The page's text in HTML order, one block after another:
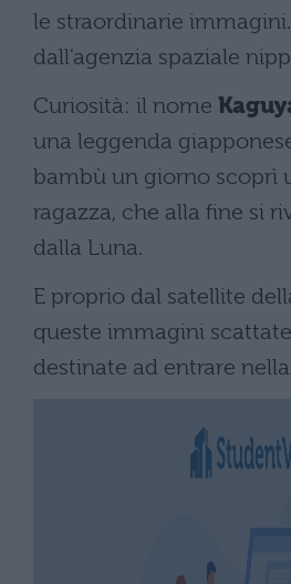
le straordinarie
dall'agenzia spaziale
Curiosità: il nome
una leggenda
bambù un giorno scoprì
ragazza, che alla fine si
dalla Luna.
E proprio dal satellite
queste immagini
destinate ad entrare